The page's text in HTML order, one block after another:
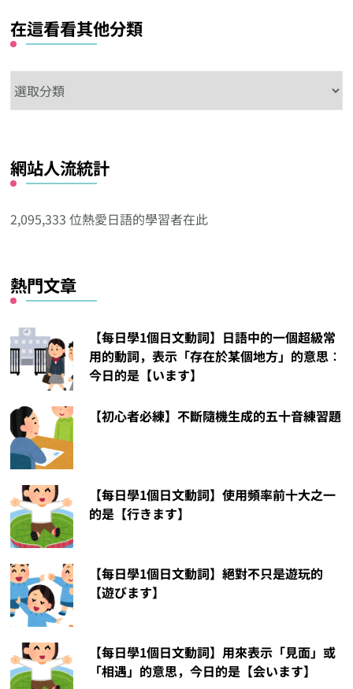
在這看看其他分類
這
其
他
類
網站人流統計
2,095,333 位熱愛日語的學習者在此
熱門文章
【每日學1個日文動詞】日語中的一個超級常
用的動詞，表示「存在於某個地方」的意思︰
今日的是【います】
【初心者必練】不斷隨機生成的五十音練習題
【每日學1個日文動詞】使用頻率前十大之一
的是【行きます】
【每日學1個日文動詞】絕對不只是遊玩的
【遊びます】
【每日學1個日文動詞】用來表示「見面」或
「相遇」的意思，今日的是【会います】